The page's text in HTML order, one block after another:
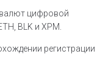
цифровой
BLK и XPM.
регистрации